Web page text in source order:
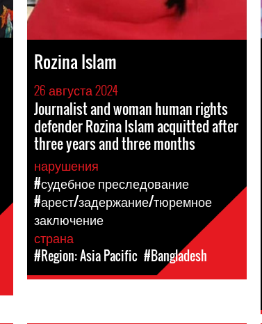
Rozina Islam
26 августа 2024
Journalist and woman human rights
defender Rozina Islam acquitted after
three years and three months
нарушения
#судебное преследование
#арест/задержание/тюремное
заключение
страна
#Region: Asia Pacific #Bangladesh